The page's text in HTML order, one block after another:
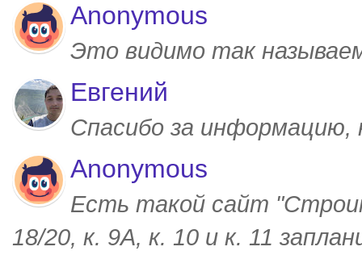
Anonymous
Это видимо так
Евгений
Спасибо за
Anonymous
Есть такой сайт
18/20, к. 9А, к. 10 и к. 11